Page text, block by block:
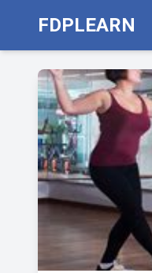
FDPLEARN